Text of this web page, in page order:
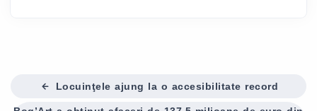
Locuinţele ajung la o accesibilitate record